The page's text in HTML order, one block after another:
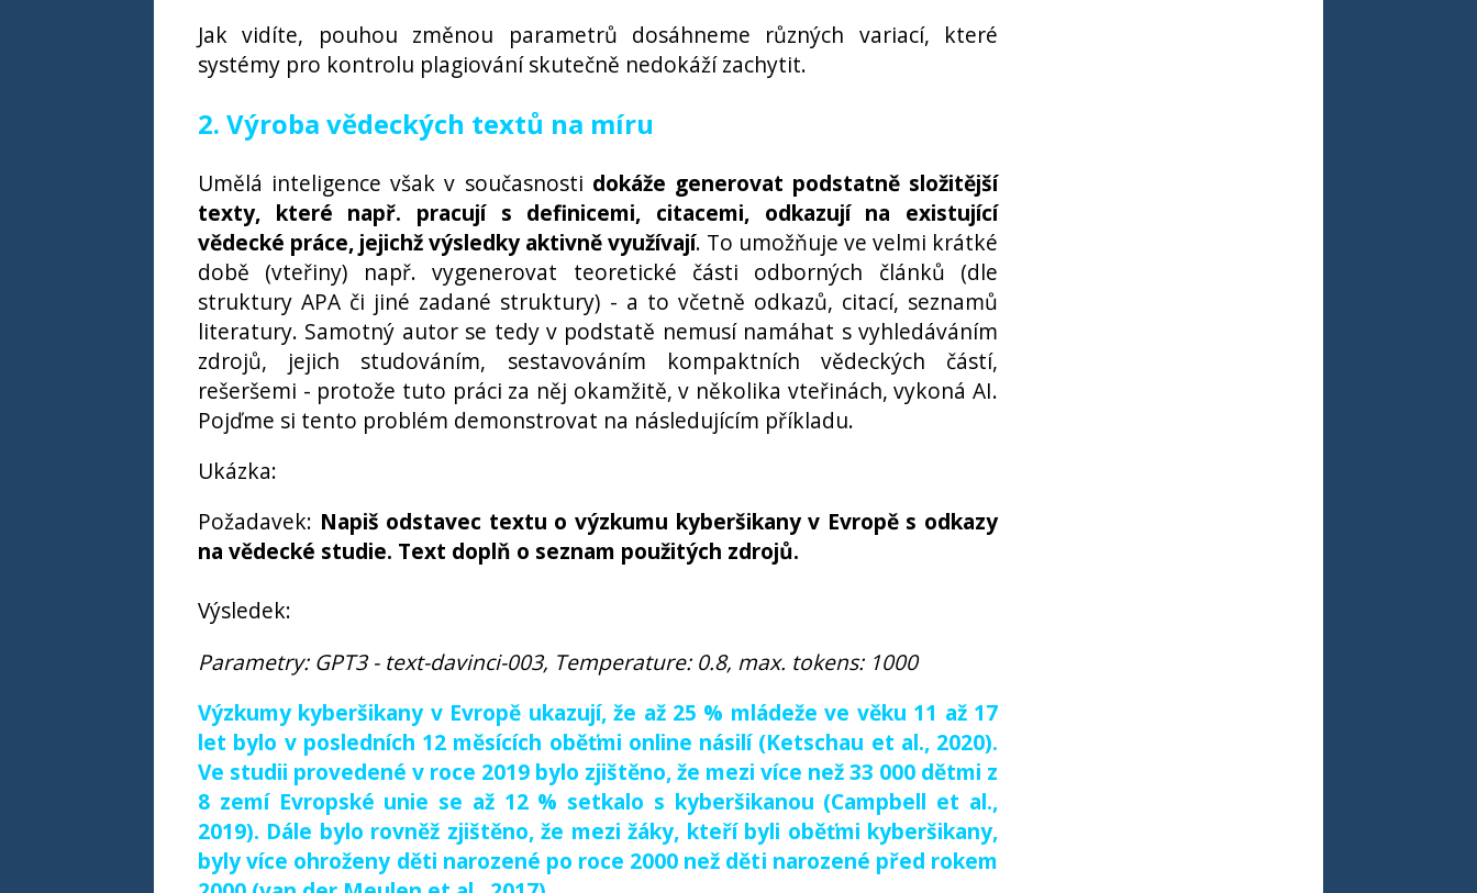
Jak vidíte, pouhou změnou parametrů dosáhneme různých variací, které
systémy pro kontrolu plagiování skutečně nedokáží zachytit.
2. Výroba vědeckých textů na míru
Umělá inteligence však v současnosti dokáže generovat podstatně složitější
texty, které např. pracují s definicemi, citacemi, odkazují na existující
vědecké práce, jejichž výsledky aktivně využívají. To umožňuje ve velmi krátké
době (vteřiny) např. vygenerovat teoretické části odborných článků (dle
struktury APA či jiné zadané struktury) - a to včetně odkazů, citací, seznamů
literatury. Samotný autor se tedy v podstatě nemusí namáhat s vyhledáváním
zdrojů, jejich studováním, sestavováním kompaktních vědeckých částí,
rešeršemi - protože tuto práci za něj okamžitě, v několika vteřinách, vykoná AI.
Pojďme si tento problém demonstrovat na následujícím příkladu.
Ukázka:
Požadavek: Napiš odstavec textu o výzkumu kyberšikany v Evropě s odkazy
na vědecké studie. Text doplň o seznam použitých zdrojů.
Výsledek:
Parametry: GPT3 - text-davinci-003, Temperature: 0.8, max. tokens: 1000
Výzkumy kyberšikany v Evropě ukazují, že až 25 % mládeže ve věku 11 až 17
let bylo v posledních 12 měsících oběťmi online násilí (Ketschau et al., 2020).
Ve studii provedené v roce 2019 bylo zjištěno, že mezi více než 33 000 dětmi z
8 zemí Evropské unie se až 12 % setkalo s kyberšikanou (Campbell et al.,
2019). Dále bylo rovněž zjištěno, že mezi žáky, kteří byli oběťmi kyberšikany,
byly více ohroženy děti narozené po roce 2000 než děti narozené před rokem